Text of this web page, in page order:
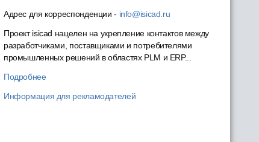
Адрес для корреспонденции - info@isicad.ru
Проект isicad нацелен на укрепление контактов между
разработчиками, поставщиками и потребителями
промышленных решений в областях PLM и ERP...
Подробнее
Информация для рекламодателей